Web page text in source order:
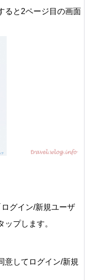
ると2ページ目の画面
グイン/新規ユーザ
プします。
意してログイン/新規